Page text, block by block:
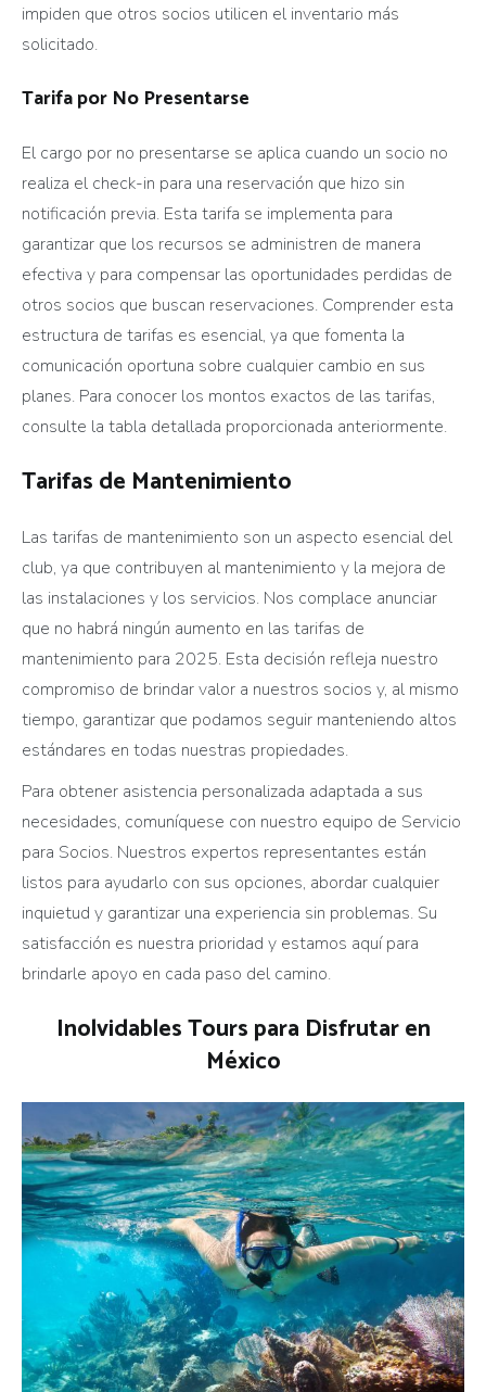
impiden que otros socios utilicen el inventario más
solicitado.
Tarifa por No Presentarse
El cargo por no presentarse se aplica cuando un socio no
realiza el check-in para una reservación que hizo sin
notificación previa. Esta tarifa se implementa para
garantizar que los recursos se administren de manera
efectiva y para compensar las oportunidades perdidas de
otros socios que buscan reservaciones. Comprender esta
estructura de tarifas es esencial, ya que fomenta la
comunicación oportuna sobre cualquier cambio en sus
planes. Para conocer los montos exactos de las tarifas,
consulte la tabla detallada proporcionada anteriormente.
Tarifas de Mantenimiento
Las tarifas de mantenimiento son un aspecto esencial del
club, ya que contribuyen al mantenimiento y la mejora de
las instalaciones y los servicios. Nos complace anunciar
que no habrá ningún aumento en las tarifas de
mantenimiento para 2025. Esta decisión refleja nuestro
compromiso de brindar valor a nuestros socios y, al mismo
tiempo, garantizar que podamos seguir manteniendo altos
estándares en todas nuestras propiedades.
Para obtener asistencia personalizada adaptada a sus
necesidades, comuníquese con nuestro equipo de Servicio
para Socios. Nuestros expertos representantes están
listos para ayudarlo con sus opciones, abordar cualquier
inquietud y garantizar una experiencia sin problemas. Su
satisfacción es nuestra prioridad y estamos aquí para
brindarle apoyo en cada paso del camino.
Inolvidables Tours para Disfrutar en
México